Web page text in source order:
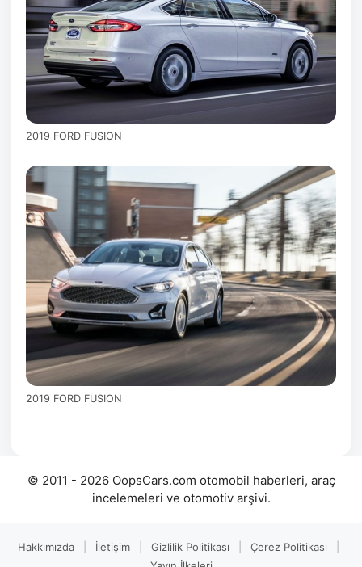
2019 FORD FUSION
2019 FORD FUSION
© 2011 - 2026 OopsCars.com otomobil haberleri, araç
incelemeleri ve otomotiv arşivi.
Hakkımızda İletişim Gizlilik Politikası Çerez Politikası